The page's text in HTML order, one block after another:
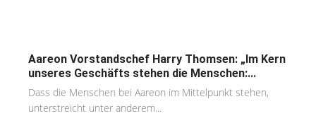
Aareon Vorstandschef Harry Thomsen: „Im Kern
unseres Geschäfts stehen die Menschen:...
Dass die Menschen bei Aareon im Mittelpunkt stehen,
unterstreicht unter anderem...